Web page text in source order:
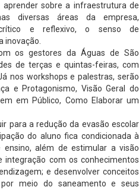
sobre a infraestrutura de
diversas áreas da empresa,
e reflexivo, o senso de
inovação.
os gestores da Águas de São
de terças e quintas-feiras, com
nos workshops e palestras, serão
e Protagonismo, Visão Geral do
em Público, Como Elaborar um
para a redução da evasão escolar
do aluno fica condicionada à
além de estimular a visão
integração com os conhecimentos
e desenvolver conceitos
meio do saneamento e seus